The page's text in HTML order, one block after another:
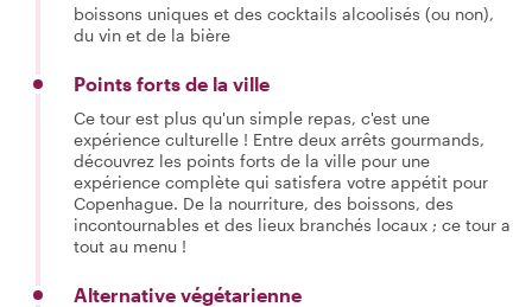
boissons uniques et des cocktails alcoolisés (ou non),
du vin et de la bière
Points forts de la ville
Ce tour est plus qu'un simple repas, c'est une
expérience culturelle ! Entre deux arrêts gourmands,
découvrez les points forts de la ville pour une
expérience complète qui satisfera votre appétit pour
Copenhague. De la nourriture, des boissons, des
incontournables et des lieux branchés locaux ; ce tour a
tout au menu !
Alternative végétarienne